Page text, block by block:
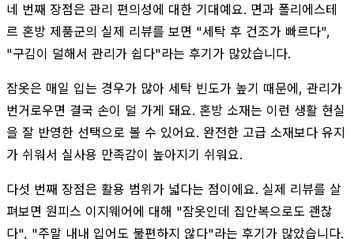
네 번째 장점은 관리 편의성에 대한 기대예요. 면과 폴리에스테
르 혼방 제품군의 실제 리뷰를 보면 "세탁 후 건조가 빠르다",
"구김이 덜해서 관리가 쉽다"라는 후기가 많았습니다.
잠옷은 매일 입는 경우가 많아 세탁 빈도가 높기 때문에, 관리가
번거로우면 결국 손이 덜 가게 돼요. 혼방 소재는 이런 생활 현실
을 잘 반영한 선택으로 볼 수 있어요. 완전한 고급 소재보다 유지
가 쉬워서 실사용 만족감이 높아지기 쉬워요.
다섯 번째 장점은 활용 범위가 넓다는 점이에요. 실제 리뷰를 살
펴보면 원피스 이지웨어에 대해 "잠옷인데 집안복으로도 괜찮
다", "주말 내내 입어도 불편하지 않다"라는 후기가 많았습니다.